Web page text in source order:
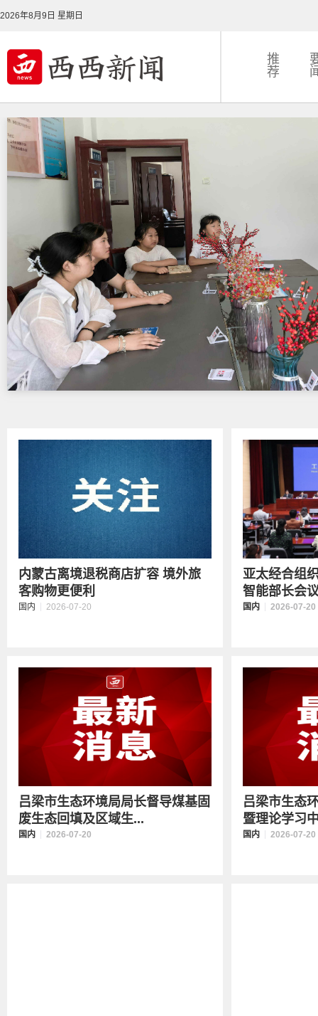
2026年8月9日 星期日
推
荐
内蒙古离境退税商店扩容 境外旅
客购物更便利
国内 2026-07-20
亚太经合组
智能部长会
国内 2026-07-20
吕梁市生态环境局局长督导煤基固
废生态回填及区域生...
国内 2026-07-20
吕梁市生态
暨理论学习
国内 2026-07-20